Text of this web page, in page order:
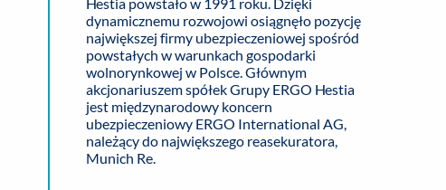
dynamicznemu rozwojowi osiągnęło pozycję
największej firmy ubezpieczeniowej spośród
powstałych w warunkach gospodarki
wolnorynkowej w Polsce. Głównym
akcjonariuszem spółek Grupy ERGO Hestia
jest międzynarodowy koncern
ubezpieczeniowy ERGO International AG,
należący do największego reasekuratora,
Munich Re.